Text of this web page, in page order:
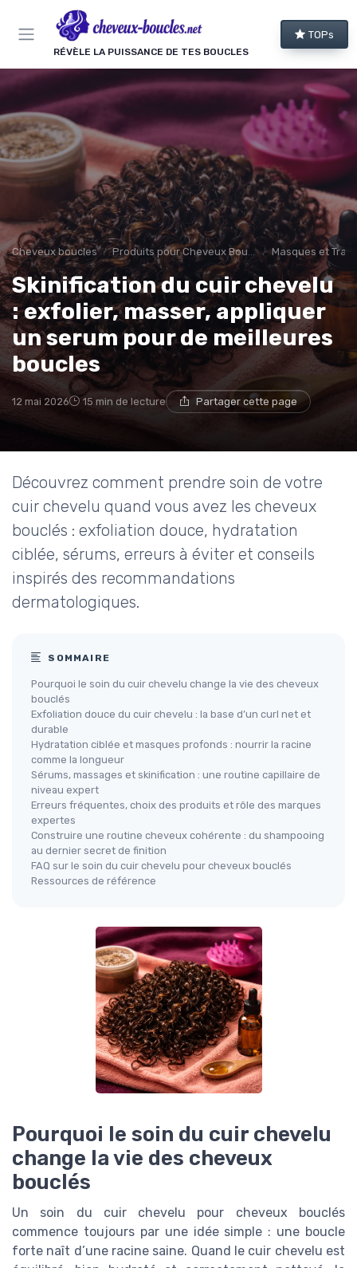
RÉVÈLE LA PUISSANCE DE TES BOUCLES
TOPs
Cheveux boucles Produits pour Cheveux Bouclés et Texturés Masques et
Skinification du cuir chevelu
: exfolier, masser, appliquer
un serum pour de meilleures
boucles
12 mai 2026 15 min de lecture Partager cette page
Découvrez comment prendre soin de votre
cuir chevelu quand vous avez les cheveux
bouclés : exfoliation douce, hydratation
ciblée, sérums, erreurs à éviter et conseils
inspirés des recommandations
dermatologiques.
SOMMAIRE
Pourquoi le soin du cuir chevelu change la vie des cheveux
bouclés
Exfoliation douce du cuir chevelu : la base d’un curl net et
durable
Hydratation ciblée et masques profonds : nourrir la racine
comme la longueur
Sérums, massages et skinification : une routine capillaire de
niveau expert
Erreurs fréquentes, choix des produits et rôle des marques
expertes
Construire une routine cheveux cohérente : du shampooing
au dernier secret de finition
FAQ sur le soin du cuir chevelu pour cheveux bouclés
Ressources de référence
Pourquoi le soin du cuir chevelu
change la vie des cheveux
bouclés
Un soin du cuir chevelu pour cheveux bouclés
commence toujours par une idée simple : une boucle
forte naît d’une racine saine. Quand le cuir chevelu est
Panneau de gestion des cookies